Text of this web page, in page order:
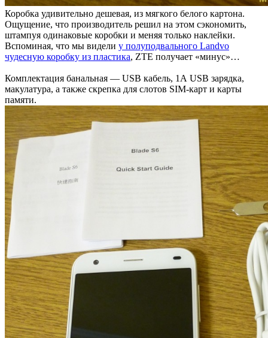
Коробка удивительно дешевая, из мягкого белого картона.
Ощущение, что производитель решил на этом сэкономить,
штампуя одинаковые коробки и меняя только наклейки.
Вспоминая, что мы видели у полуподвального Landvo
чудесную коробку из пластика, ZTE получает «минус»…
Комплектация банальная — USB кабель, 1А USB зарядка,
макулатура, а также скрепка для слотов SIM-карт и карты
памяти.